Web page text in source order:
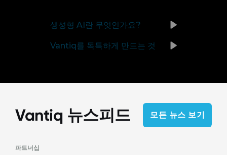
생성형 AI란 무엇인가요?
Vantiq를 독특하게 만드는 것
Vantiq 뉴스피드 모든 뉴스 보기
파트너십